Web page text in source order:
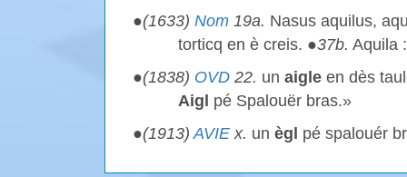
●(1633) Nom 19a. Nasus aquilus,
torticq en è creis. ●37b. Aquila
●(1838) OVD 22. un aigle en dès
Aigl pé Spalouër bras.»
●(1913)AVIE x. un ègl pé spalouér